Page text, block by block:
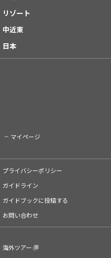
リゾート
中近東
日本
マイページ
プライバシーポリシー
ガイドライン
ガイドブックに投稿する
お問い合わせ
海外ツアー